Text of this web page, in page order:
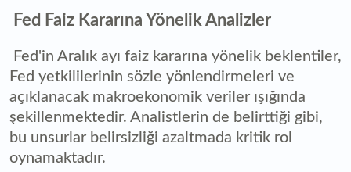
Fed Faiz Kararına Yönelik Analizler
Fed'in Aralık ayı faiz kararına yönelik beklentiler,
Fed yetkililerinin sözle yönlendirmeleri ve
açıklanacak makroekonomik veriler ışığında
şekillenmektedir. Analistlerin de belirttiği gibi,
bu unsurlar belirsizliği azaltmada kritik rol
oynamaktadır.